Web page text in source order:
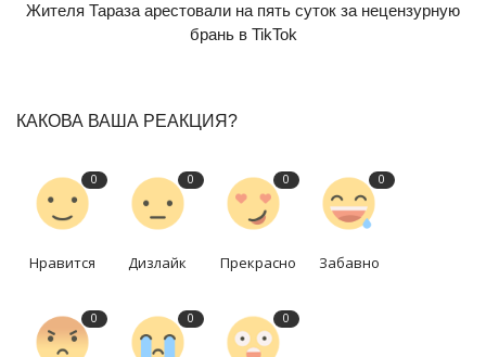
Жителя Тараза арестовали на пять суток за нецензурную
брань в TikTok
КАКОВА ВАША РЕАКЦИЯ?
0
Нравится
0
Дизлайк
0
Прекрасно
0
Забавно
0 0 0